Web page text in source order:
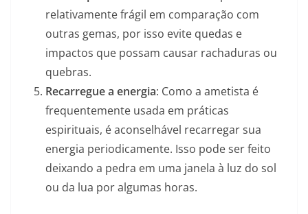
relativamente frágil em comparação com
outras gemas, por isso evite quedas e
impactos que possam causar rachaduras ou
quebras.
Recarregue a energia: Como a ametista é
frequentemente usada em práticas
espirituais, é aconselhável recarregar sua
energia periodicamente. Isso pode ser feito
deixando a pedra em uma janela à luz do sol
ou da lua por algumas horas.